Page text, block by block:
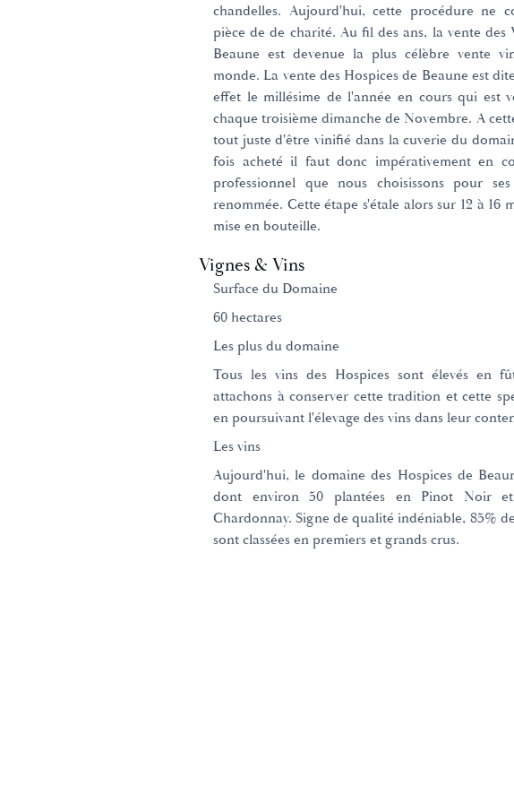
chandelles. Aujourd'hui, cette procédure ne
pièce de de charité. Au fil des ans, la vente des
Beaune est devenue la plus célèbre vente
monde. La vente des Hospices de Beaune est
effet le millésime de l'année en cours qui est
chaque troisième dimanche de Novembre. A
tout juste d'être vinifié dans la cuverie du
fois acheté il faut donc impérativement en
professionnel que nous choisissons pour
renommée. Cette étape s'étale alors sur 12 à 16
mise en bouteille.
Vignes & Vins
Surface du Domaine
60 hectares
Les plus du domaine
Tous les vins des Hospices sont élevés en
attachons à conserver cette tradition et cette
en poursuivant l'élevage des vins dans leur
Les vins
Aujourd'hui, le domaine des Hospices de
dont environ 50 plantées en Pinot Noir
Chardonnay. Signe de qualité indéniable, 85%
sont classées en premiers et grands crus.